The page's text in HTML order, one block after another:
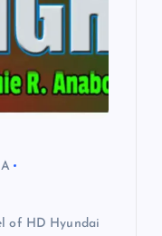
of HD Hyundai